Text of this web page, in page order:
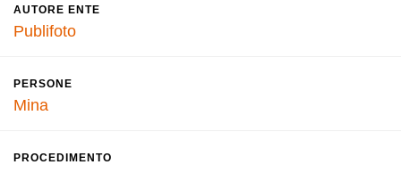
AUTORE ENTE
Publifoto
PERSONE
Mina
PROCEDIMENTO